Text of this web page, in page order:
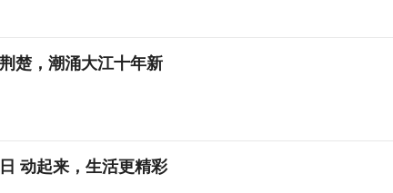
楚，潮涌大江十年新
动起来，生活更精彩